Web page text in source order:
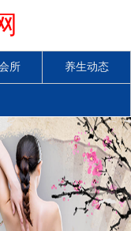
所 养生动态